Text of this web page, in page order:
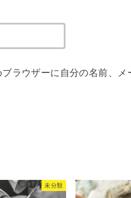
ラウザーに自分の名前、メ
未分類